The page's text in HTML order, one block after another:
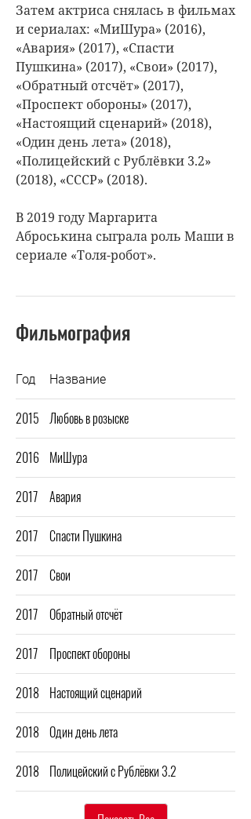
Затем актриса снялась в фильмах
и сериалах: «МиШура» (2016),
«Авария» (2017), «Спасти
Пушкина» (2017), «Свои» (2017),
«Обратный отсчёт» (2017),
«Проспект обороны» (2017),
«Настоящий сценарий» (2018),
«Один день лета» (2018),
«Полицейский с Рублёвки 3.2»
(2018), «СССР» (2018).
В 2019 году Маргарита
Аброськина сыграла роль Маши в
сериале «Толя-робот».
Фильмография
Год Название
2015 Любовь в розыске
2016 МиШура
2017 Авария
2017 Спасти Пушкина
2017 Свои
2017 Обратный отсчёт
2017 Проспект обороны
2018 Настоящий сценарий
2018 Один день лета
2018 Полицейский с Рублёвки 3.2